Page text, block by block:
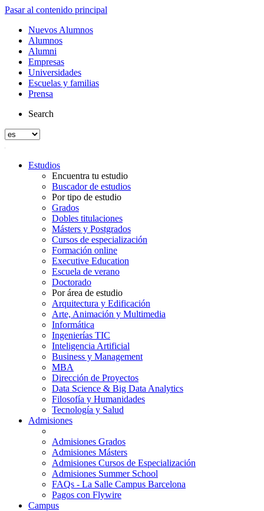
Pasar al contenido principal
Nuevos Alumnos
Alumnos
Alumni
Empresas
Universidades
Escuelas y familias
Prensa
Search
Estudios
Encuentra tu estudio
Buscador de estudios
Por tipo de estudio
Grados
Dobles titulaciones
Másters y Postgrados
Cursos de especialización
Formación online
Executive Education
Escuela de verano
Doctorado
Por área de estudio
Arquitectura y Edificación
Arte, Animación y Multimedia
Informática
Ingenierías TIC
Inteligencia Artificial
Business y Management
MBA
Dirección de Proyectos
Data Science & Big Data Analytics
Filosofía y Humanidades
Tecnología y Salud
Admisiones
Admisiones Grados
Admisiones Másters
Admisiones Cursos de Especialización
Admisiones Summer School
FAQs - La Salle Campus Barcelona
Pagos con Flywire
Campus